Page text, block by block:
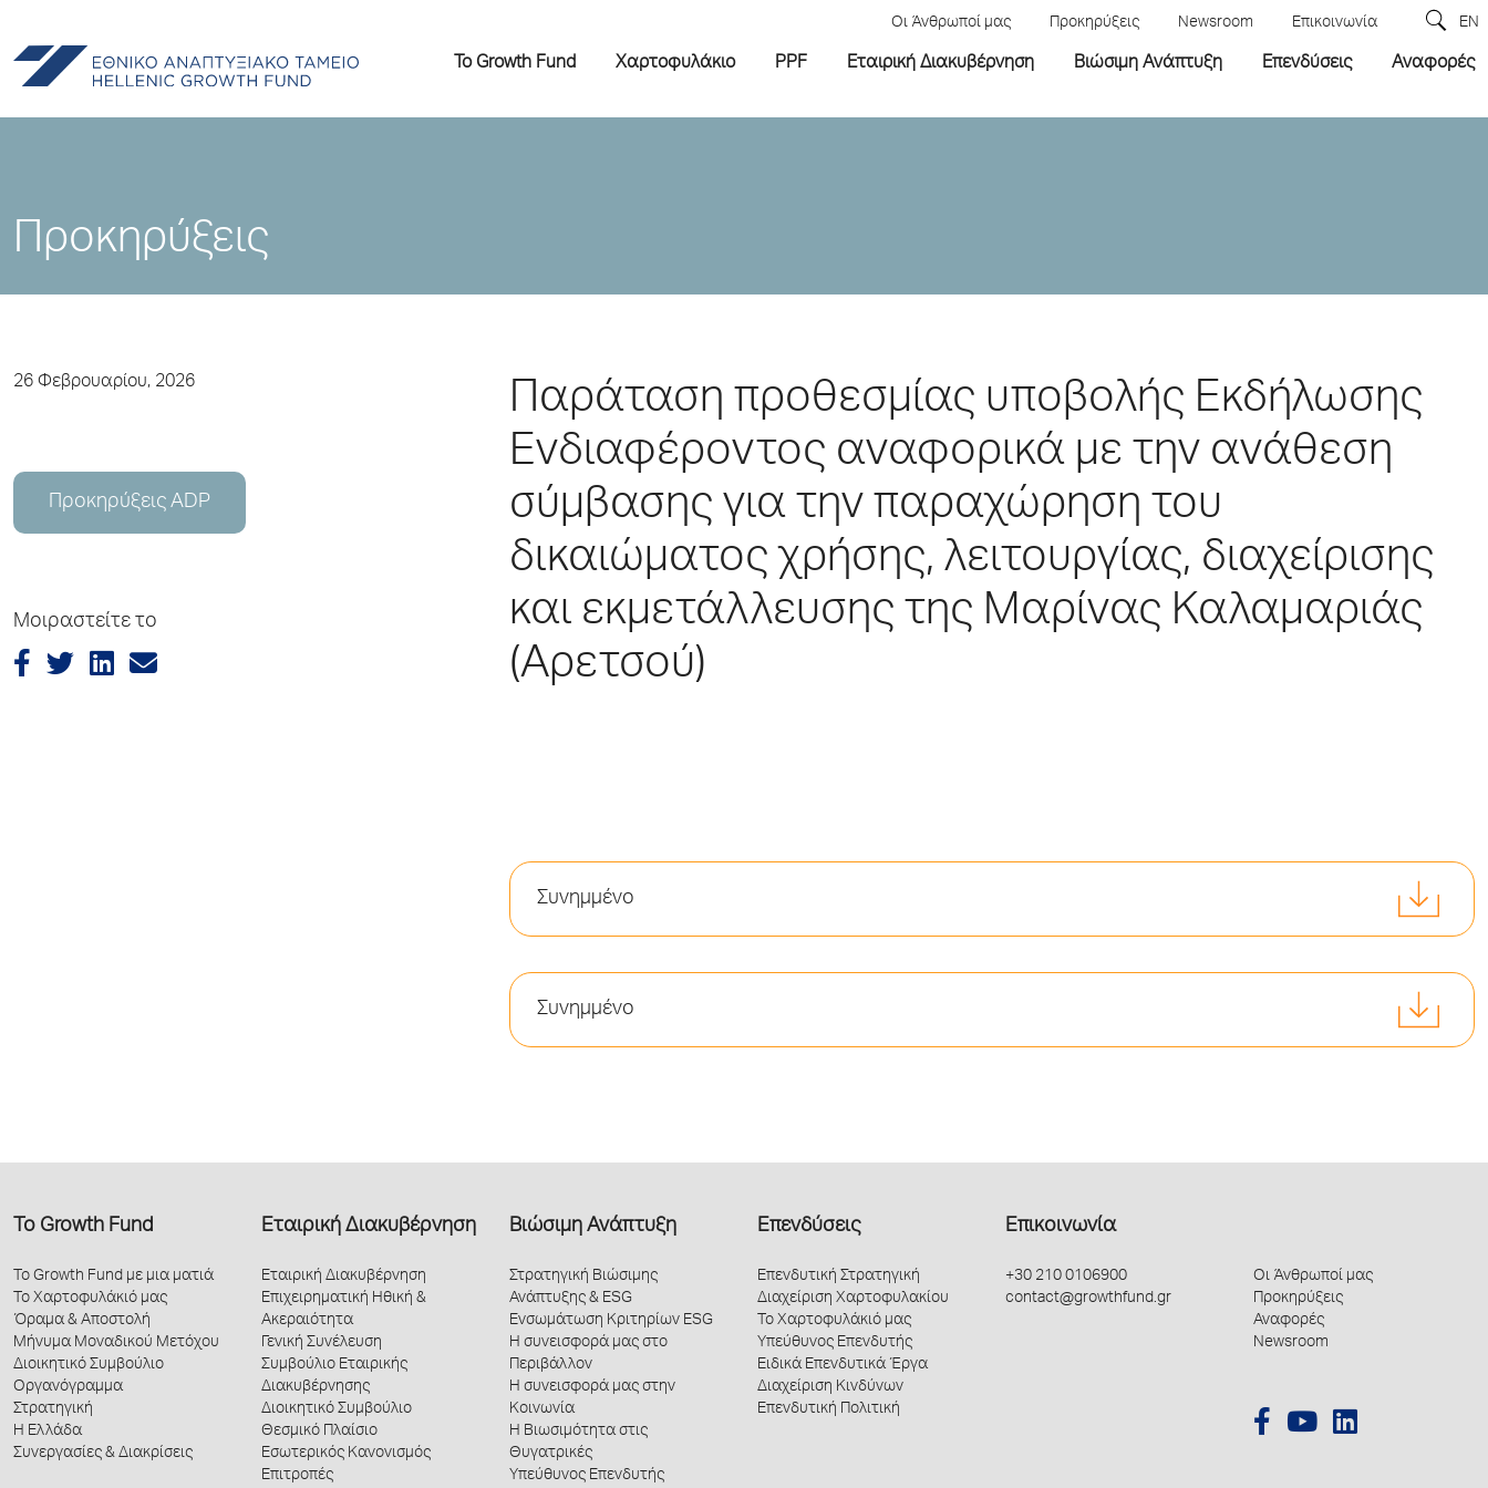
Οι Άνθρωποί μας Προκηρύξεις Newsroom Επικοινωνία EN
Το Growth Fund Χαρτοφυλάκιο PPF Εταιρική Διακυβέρνηση Βιώσιμη Ανάπτυξη Επενδύσεις Αναφορές
Προκηρύξεις
26 Φεβρουαρίου, 2026
Προκηρύξεις ADP
Μοιραστείτε το
Παράταση προθεσμίας υποβολής Εκδήλωσης
Ενδιαφέροντος αναφορικά με την ανάθεση
σύμβασης για την παραχώρηση του
δικαιώματος χρήσης, λειτουργίας, διαχείρισης
και εκμετάλλευσης της Μαρίνας Καλαμαριάς
(Αρετσού)
Συνημμένο
Συνημμένο
Το Growth Fund
Το Growth Fund με μια ματιά
Το Χαρτοφυλάκιό μας
Όραμα & Αποστολή
Μήνυμα Μοναδικού Μετόχου
Διοικητικό Συμβούλιο
Οργανόγραμμα
Στρατηγική
Η Ελλάδα
Συνεργασίες & Διακρίσεις
Εταιρική Διακυβέρνηση
Εταιρική Διακυβέρνηση
Επιχειρηματική Ηθική &
Ακεραιότητα
Γενική Συνέλευση
Συμβούλιο Εταιρικής
Διακυβέρνησης
Διοικητικό Συμβούλιο
Θεσμικό Πλαίσιο
Εσωτερικός Κανονισμός
Επιτροπές
Βιώσιμη Ανάπτυξη
Στρατηγική Βιώσιμης
Ανάπτυξης & ESG
Ενσωμάτωση Κριτηρίων ESG
Η συνεισφορά μας στο
Περιβάλλον
Η συνεισφορά μας στην
Κοινωνία
Η Βιωσιμότητα στις
Θυγατρικές
Υπεύθυνος Επενδυτής
Επενδύσεις
Επενδυτική Στρατηγική
Διαχείριση Χαρτοφυλακίου
Το Χαρτοφυλάκιό μας
Υπεύθυνος Επενδυτής
Ειδικά Επενδυτικά Έργα
Διαχείριση Κινδύνων
Επενδυτική Πολιτική
Επικοινωνία
+30 210 0106900
contact@growthfund.gr
Οι Άνθρωποί μας
Προκηρύξεις
Αναφορές
Newsroom